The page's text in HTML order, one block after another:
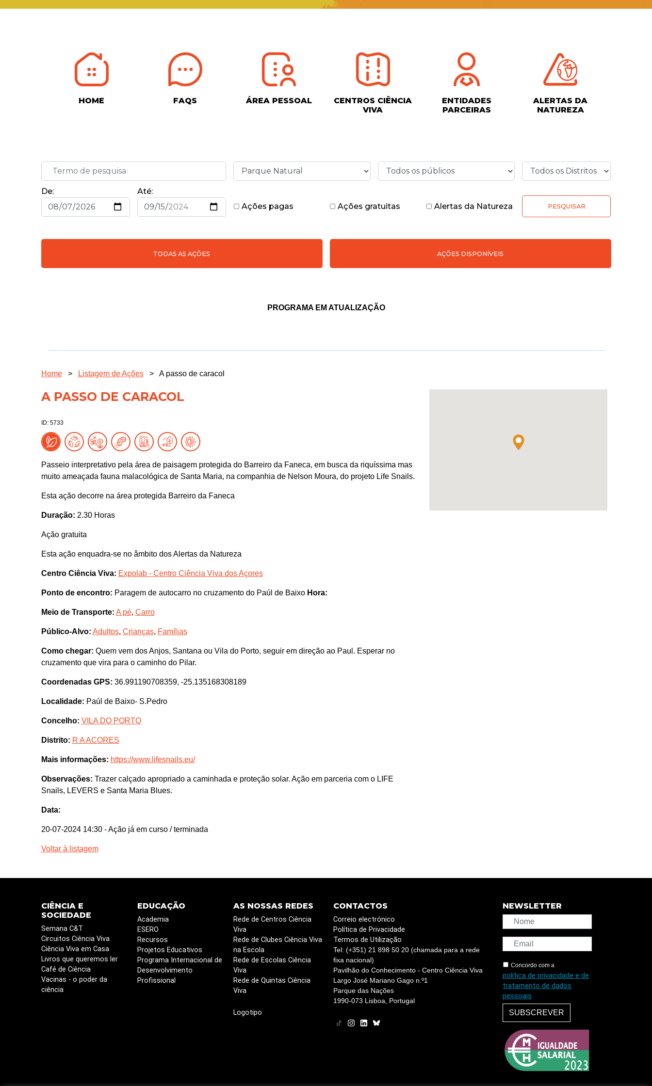
HOME FAQS ÁREA PESSOAL
CENTROS CIÊNCIA
VIVA
ENTIDADES
PARCEIRAS
ALERTAS DA
NATUREZA
De:
Até:
Ações pagas
Ações gratuitas Alertas da Natureza PESQUISAR
TODAS AS AÇÕES AÇÕES DISPONÍVEIS
PROGRAMA EM ATUALIZAÇÃO
Home > Listagem de Ações > A passo de caracol
A PASSO DE CARACOL
ID: 5733
Passeio interpretativo pela área de paisagem protegida do Barreiro da Faneca, em busca da riquíssima mas
muito ameaçada fauna malacológica de Santa Maria, na companhia de Nelson Moura, do projeto Life Snails.
Esta ação decorre na área protegida Barreiro da Faneca
Duração: 2.30 Horas
Ação gratuita
Esta ação enquadra-se no âmbito dos Alertas da Natureza
Centro Ciência Viva: Expolab - Centro Ciência Viva dos Açores
Ponto de encontro: Paragem de autocarro no cruzamento do Paúl de Baixo Hora:
Meio de Transporte: A pé, Carro
Público-Alvo: Adultos, Crianças, Famílias
Como chegar: Quem vem dos Anjos, Santana ou Vila do Porto, seguir em direção ao Paul. Esperar no
cruzamento que vira para o caminho do Pilar.
Coordenadas GPS: 36.991190708359, -25.135168308189
Localidade: Paúl de Baixo- S.Pedro
Concelho: VILA DO PORTO
Distrito: R A ACORES
Mais informações: https://www.lifesnails.eu/
Observações: Trazer calçado apropriado a caminhada e proteção solar. Ação em parceria com o LIFE
Snails, LEVERS e Santa Maria Blues.
Data:
20-07-2024 14:30 - Ação já em curso / terminada
Voltar à listagem
CIÊNCIA E
SOCIEDADE
Semana C&T
Circuitos Ciência Viva
Ciência Viva em Casa
Livros que queremos ler
Café de Ciência
Vacinas - o poder da
ciência
EDUCAÇÃO
Academia
ESERO
Recursos
Projetos Educativos
Programa Internacional de
Desenvolvimento
Profissional
AS NOSSAS REDES
Rede de Centros Ciência
Viva
Rede de Clubes Ciência Viva
na Escola
Rede de Escolas Ciência
Viva
Rede de Quintas Ciência
Viva
Logotipo
CONTACTOS
Correio electrónico
Política de Privacidade
Termos de Utilização
Tel: (+351) 21 898 50 20 (chamada para a rede
fixa nacional)
Pavilhão do Conhecimento - Centro Ciência Viva
Largo José Mariano Gago n.º1
Parque das Nações
1990-073 Lisboa, Portugal
NEWSLETTER
Concordo com a
política de privacidade e de
tratamento de dados
pessoais
SUBSCREVER